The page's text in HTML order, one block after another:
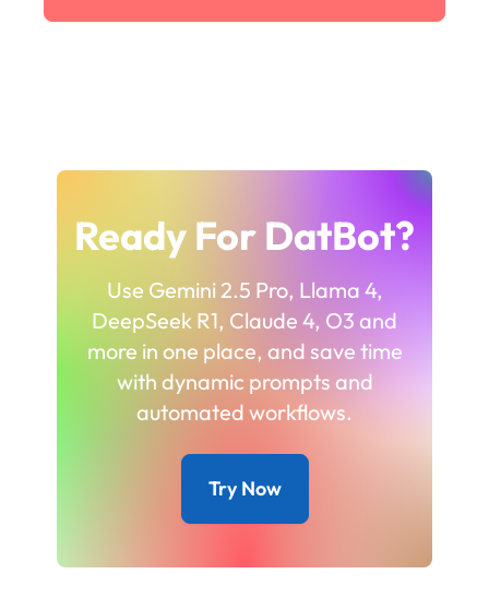
Ready For DatBot?
Use Gemini 2.5 Pro, Llama 4,
DeepSeek R1, Claude 4, O3 and
more in one place, and save time
with dynamic prompts and
automated workflows.
Try Now